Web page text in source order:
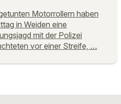
Motorrollern haben
in Weiden eine
mit der Polizei
vor einer Streife, …